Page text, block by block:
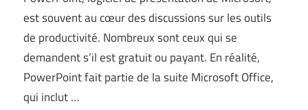
est souvent au cœur des discussions sur les outils
de productivité. Nombreux sont ceux qui se
demandent s’il est gratuit ou payant. En réalité,
PowerPoint fait partie de la suite Microsoft Office,
qui inclut …